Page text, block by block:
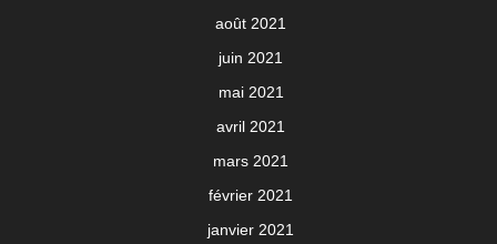
août 2021
juin 2021
mai 2021
avril 2021
mars 2021
février 2021
janvier 2021